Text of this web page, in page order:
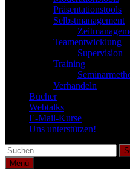
Präsentationstools
Selbstmanagement
Teamentwicklung
Supervision
Training
Verhandeln
Bücher
Webtalks
E-Mail-Kurse
Uns unterstützen!
Suchen
nach:
Menü